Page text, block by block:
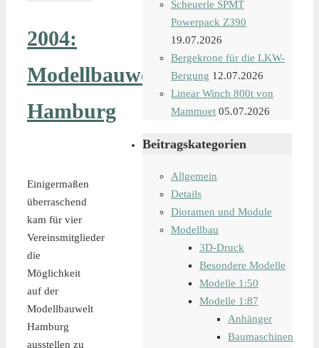
2004:
Modellbauwelt
Hamburg
Einigermaßen
überraschend
kam für vier
Vereinsmitglieder
die
Möglichkeit
auf der
Modellbauwelt
Hamburg
ausstellen zu
Scheuerle SPMT
Powerpack Z390
19.07.2026
Bergekrone für die LKW-
Bergung 12.07.2026
Linear Winch 800t von
Mammoet 05.07.2026
Beitragskategorien
Allgemein
Details
Dioramen und Module
Modellbau
3D-Druck
Besondere Modelle
Modelle 1:50
Modelle 1:87
Anhänger
Baumaschinen